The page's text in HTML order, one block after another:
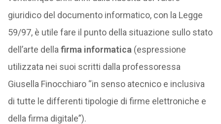
giuridico del documento informatico, con la Legge
59/97, è utile fare il punto della situazione sullo stato
dell’arte della firma informatica (espressione
utilizzata nei suoi scritti dalla professoressa
Giusella Finocchiaro “in senso atecnico e inclusiva
di tutte le differenti tipologie di firme elettroniche e
della firma digitale”).